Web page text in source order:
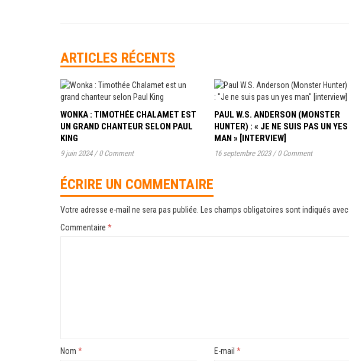
ARTICLES RÉCENTS
WONKA : TIMOTHÉE CHALAMET EST
UN GRAND CHANTEUR SELON PAUL
KING
9 juin 2024 / 0 Comment
PAUL W.S. ANDERSON (MONSTER
HUNTER) : « JE NE SUIS PAS UN YES
MAN » [INTERVIEW]
16 septembre 2023 / 0 Comment
ÉCRIRE UN COMMENTAIRE
Votre adresse e-mail ne sera pas publiée. Les champs obligatoires sont indiqués avec
Commentaire *
Nom * E-mail *